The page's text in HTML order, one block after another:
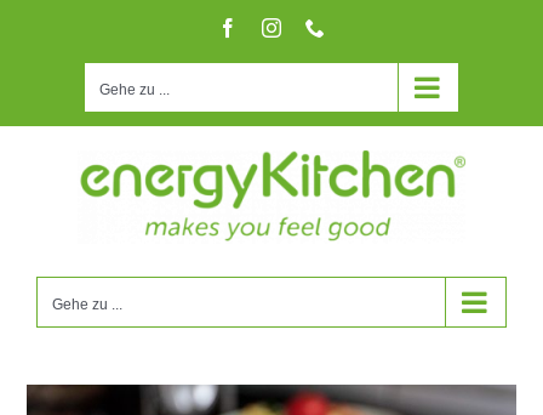
FacebookInstagram
Gehe zu ...
Gehe zu ...